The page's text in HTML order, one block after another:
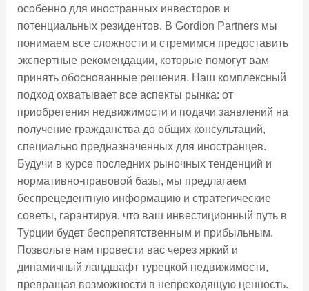
особенно для иностранных инвесторов и
потенциальных резидентов. В Gordion Partners мы
понимаем все сложности и стремимся предоставить
экспертные рекомендации, которые помогут вам
принять обоснованные решения. Наш комплексный
подход охватывает все аспекты рынка: от
приобретения недвижимости и подачи заявлений на
получение гражданства до общих консультаций,
специально предназначенных для иностранцев.
Будучи в курсе последних рыночных тенденций и
нормативно-правовой базы, мы предлагаем
беспрецедентную информацию и стратегические
советы, гарантируя, что ваш инвестиционный путь в
Турции будет беспрепятственным и прибыльным.
Позвольте нам провести вас через яркий и
динамичный ландшафт турецкой недвижимости,
превращая возможности в непреходящую ценность.